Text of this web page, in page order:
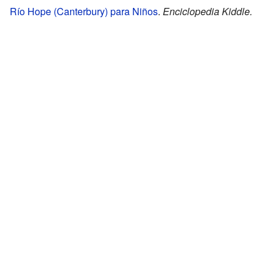
Río Hope (Canterbury) para Niños. Enciclopedia Kiddle.